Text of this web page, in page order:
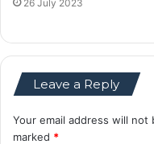
26 July 2023
Leave a Reply
Your email address will not
marked *